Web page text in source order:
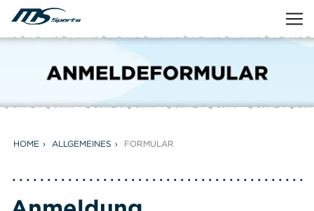
HOME ALLGEMEINES FORMULAR